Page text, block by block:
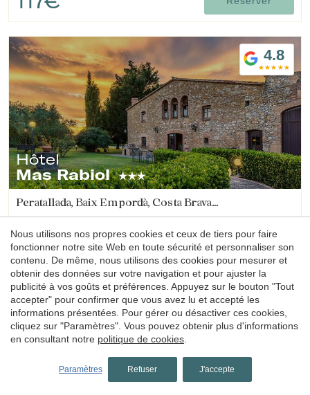
4.8
Hôtel
Mas Rabiol
Peratallada, Baix Empordà, Costa Brava
(16.348137525976km de Platja d'Aro)
Brava, in Peratallada, one of the most beautiful medieval
villages in Catalonia, set in a 16th-century farmhouse, with
bike room, spacious gardens and a pool.
1 nuit à partir de
160€ Réserver
Nous utilisons nos propres cookies et ceux de tiers pour faire
fonctionner notre site Web en toute sécurité et personnaliser son
contenu. De même, nous utilisons des cookies pour mesurer et
obtenir des données sur votre navigation et pour ajuster la
publicité à vos goûts et préférences. Appuyez sur le bouton "Tout
accepter" pour confirmer que vous avez lu et accepté les
informations présentées. Pour gérer ou désactiver ces cookies,
cliquez sur "Paramètres". Vous pouvez obtenir plus d'informations
en consultant notre politique de cookies
Paramètres Refuser J'accepte